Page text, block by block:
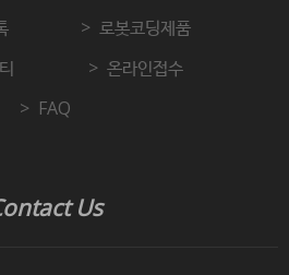
로봇코딩제품
온라인접수
FAQ
Us